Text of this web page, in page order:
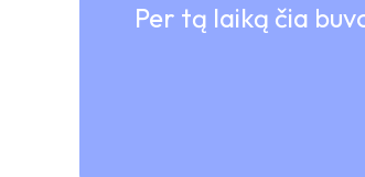
Per tą laiką čia